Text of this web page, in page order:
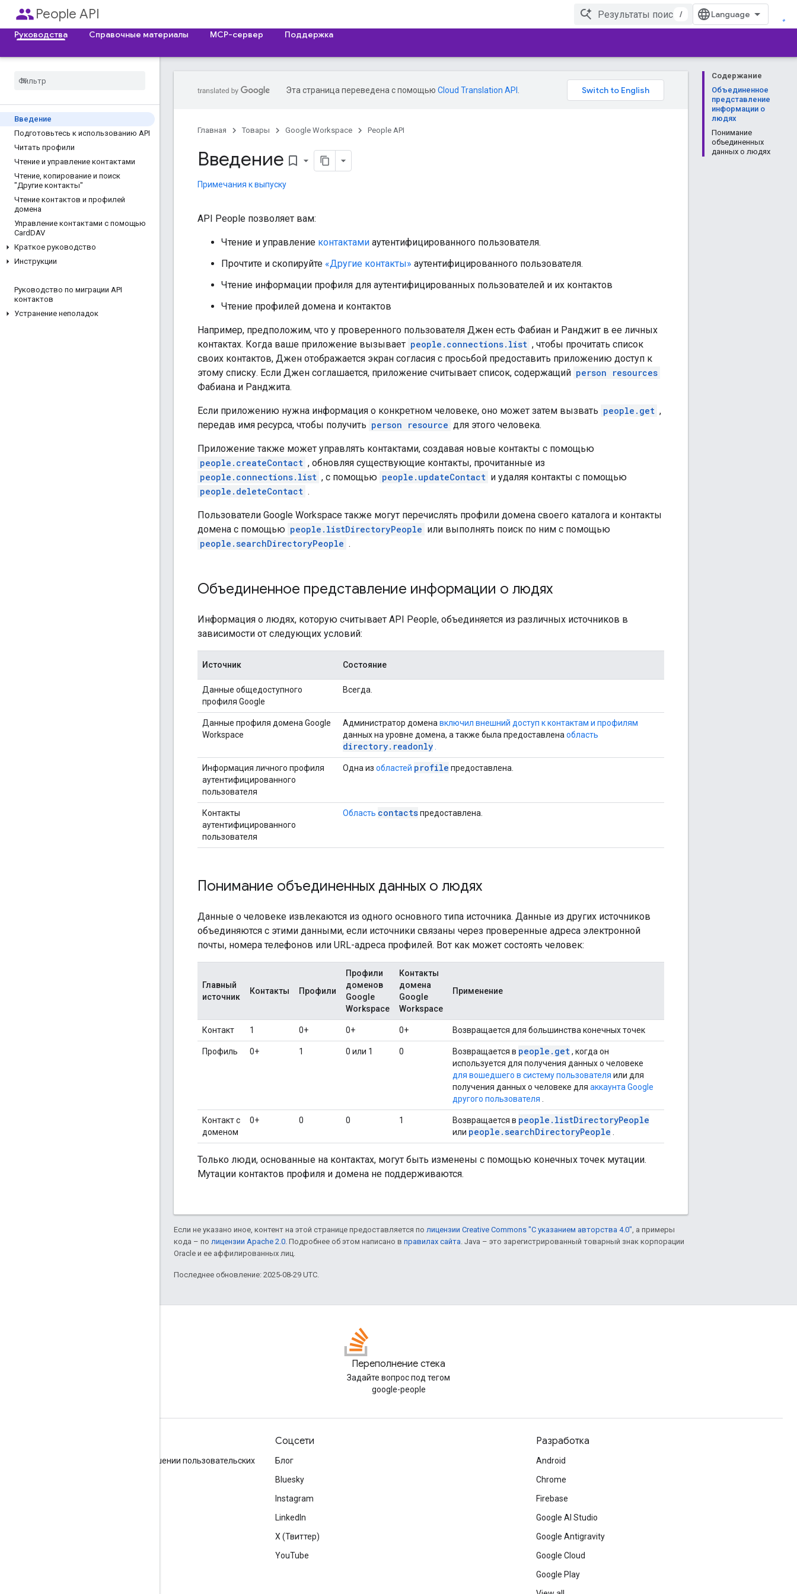
peoplePeople API
/
Руководства
Справочные материалы MCP-сервер Поддержка
Введение
Подготовьтесь к использованию API
Читать профили
Чтение и управление контактами
Чтение, копирование и поиск
"Другие контакты"
Чтение контактов и профилей
домена
Управление контактами с помощью
CardDAV
Краткое руководство
Инструкции
Руководство по миграции API
контактов
Устранение неполадок
Содержание
Объединенное
представление
информации о
людях
Понимание
объединенных
данных о людях
Эта страница переведена с помощью Cloud Translation API
Главная Товары Google Workspace People API
Введение bookmark_border
Примечания к выпуску
API People позволяет вам:
Чтение и управление контактами аутентифицированного пользователя.
Прочтите и скопируйте «Другие контакты» аутентифицированного пользователя.
Чтение информации профиля для аутентифицированных пользователей и их контактов
Чтение профилей домена и контактов
Например, предположим, что у проверенного пользователя Джен есть Фабиан и Ранджит в ее личных
контактах. Когда ваше приложение вызывает people.connections.list , чтобы прочитать список
своих контактов, Джен отображается экран согласия с просьбой предоставить приложению доступ к
этому списку. Если Джен соглашается, приложение считывает список, содержащий person resources
Фабиана и Ранджита.
Если приложению нужна информация о конкретном человеке, оно может затем вызвать people.get ,
передав имя ресурса, чтобы получить person resource для этого человека.
Приложение также может управлять контактами, создавая новые контакты с помощью
people.createContact , обновляя существующие контакты, прочитанные из
people.connections.list , с помощью people.updateContact и удаляя контакты с помощью
people.deleteContact .
Пользователи Google Workspace также могут перечислять профили домена своего каталога и контакты
домена с помощью people.listDirectoryPeople или выполнять поиск по ним с помощью
people.searchDirectoryPeople .
Объединенное представление информации о людях
Информация о людях, которую считывает API People, объединяется из различных источников в
зависимости от следующих условий:
Источник Состояние
Данные общедоступного
профиля Google
Всегда.
Данные профиля домена Google
Workspace
Администратор домена включил внешний доступ к контактам и профилям
данных на уровне домена, а также была предоставлена ​​область
directory.readonly
Информация личного профиля
аутентифицированного
пользователя
Одна из областей profile предоставлена.
Контакты
аутентифицированного
пользователя
Область contactsпредоставлена.
Понимание объединенных данных о людях
Данные о человеке извлекаются из одного основного типа источника. Данные из других источников
объединяются с этими данными, если источники связаны через проверенные адреса электронной
почты, номера телефонов или URL-адреса профилей. Вот как может состоять человек:
Главный
источник
Контакты Профили
Профили
доменов
Google
Workspace
Контакты
домена
Google
Workspace
Применение
Контакт 1 0+ 0+ 0+ Возвращается для большинства конечных точек
Профиль 0+ 1 0 или 1 0 Возвращается в people.get, когда он
используется для получения данных о человеке
для вошедшего в систему пользователя или для
получения данных о человеке для аккаунта Google
другого пользователя
Контакт с
доменом
0+ 0 0 1 Возвращается в people.listDirectoryPeople
или people.searchDirectoryPeople
Только люди, основанные на контактах, могут быть изменены с помощью конечных точек мутации.
Мутации контактов профиля и домена не поддерживаются.
Если не указано иное, контент на этой странице предоставляется по лицензии Creative Commons "С указанием авторства 4.0" , а примеры
кода – по лицензии Apache 2.0 . Подробнее об этом написано в правилах сайта . Java – это зарегистрированный товарный знак корпорации
Oracle и ее аффилированных лиц.
Последнее обновление: 2025-08-29 UTC.
Переполнение стека
Задайте вопрос под тегом
google-people
Службы Google API: политика в отношении пользовательских
Соцсети
Блог
Bluesky
Instagram
LinkedIn
X (Твиттер)
YouTube
Разработка
Android
Chrome
Firebase
Google AI Studio
Google Antigravity
Google Cloud
Google Play